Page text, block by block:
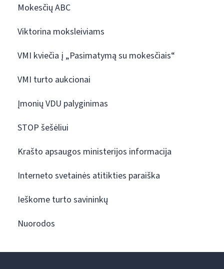
Mokesčių ABC
Viktorina moksleiviams
VMI kviečia į „Pasimatymą su mokesčiais“
VMI turto aukcionai
Įmonių VDU palyginimas
STOP šešėliui
Krašto apsaugos ministerijos informacija
Interneto svetainės atitikties paraiška
Ieškome turto savininkų
Nuorodos